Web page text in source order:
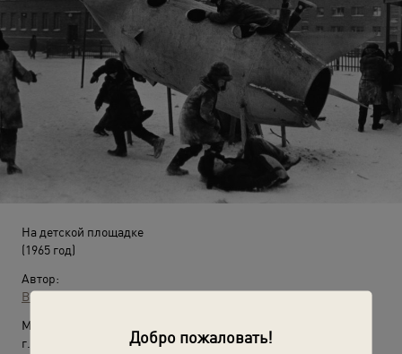
Добро пожаловать!
На детской площадке
(1965 год)
Автор:
Всеволод Тарасевич
Место съемки:
г. Норильск